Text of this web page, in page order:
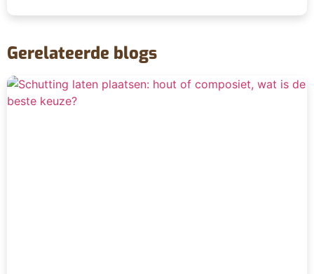
Gerelateerde blogs